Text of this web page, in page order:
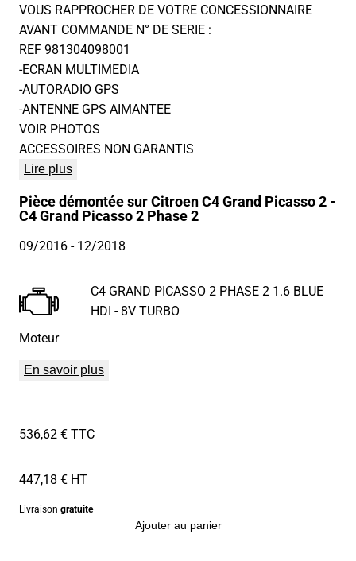
VOUS RAPPROCHER DE VOTRE CONCESSIONNAIRE
AVANT COMMANDE N° DE SERIE :
REF 981304098001
-ECRAN MULTIMEDIA
-AUTORADIO GPS
-ANTENNE GPS AIMANTEE
VOIR PHOTOS
ACCESSOIRES NON GARANTIS
Lire plus
Pièce démontée sur Citroen C4 Grand Picasso 2 -
C4 Grand Picasso 2 Phase 2
09/2016- 12/2018
Moteur
C4 GRAND PICASSO 2 PHASE 2 1.6 BLUE
HDI - 8V TURBO
En savoir plus
536,62 € TTC
447,18 € HT
Livraison gratuite
Ajouter au panier